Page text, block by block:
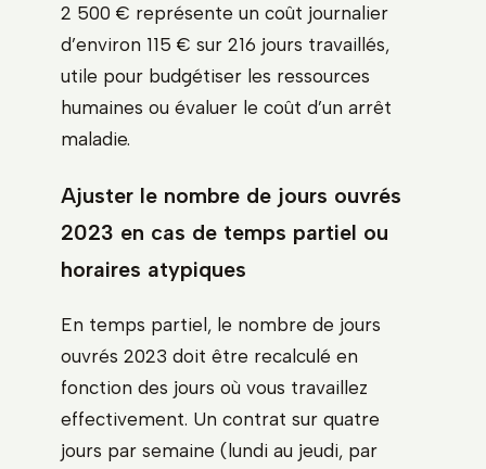
2 500 € représente un coût journalier
d’environ 115 € sur 216 jours travaillés,
utile pour budgétiser les ressources
humaines ou évaluer le coût d’un arrêt
maladie.
Ajuster le nombre de jours ouvrés
2023 en cas de temps partiel ou
horaires atypiques
En temps partiel, le nombre de jours
ouvrés 2023 doit être recalculé en
fonction des jours où vous travaillez
effectivement. Un contrat sur quatre
jours par semaine (lundi au jeudi, par